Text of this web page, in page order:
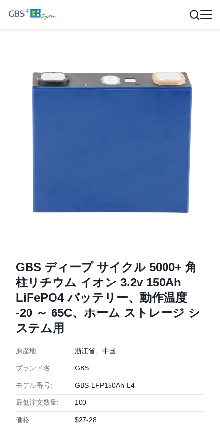
GBS ディープ サイクル 5000+ 角
柱リチウム イオン 3.2v 150Ah
LiFePO4 バッテリー、動作温度
-20 ～ 65C、ホーム ストレージ シ
ステム用
原産地: 浙江省、中国
ブランド名: GBS
モデル番号: GBS-LFP150Ah-L4
最低注文数量: 100
価格: $27-28